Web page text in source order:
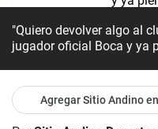
"Quiero devolver algo al
jugador oficial Boca y ya
Agregar Sitio Andino en